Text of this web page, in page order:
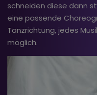
schneiden diese dann
eine passende
Tanzrichtung, jedes
möglich.